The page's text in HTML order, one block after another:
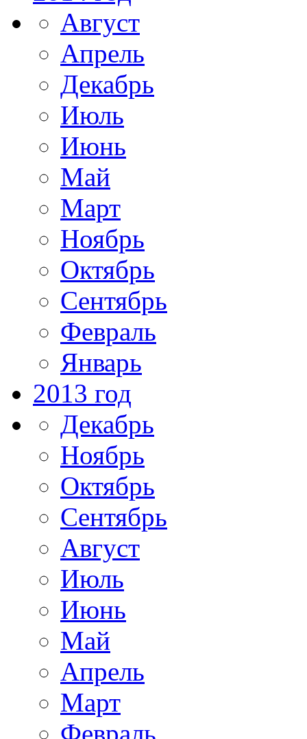
Август
Апрель
Декабрь
Июль
Июнь
Май
Март
Ноябрь
Октябрь
Сентябрь
Февраль
Январь
2013 год
Декабрь
Ноябрь
Октябрь
Сентябрь
Август
Июль
Июнь
Май
Апрель
Март